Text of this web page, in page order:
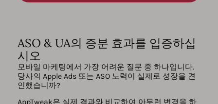
ASO & UA의 증분 효과를 입증하십
시오
모바일 마케팅에서 가장 어려운 질문 중 하나입니다.
당사의 Apple Ads 또는 ASO 노력이 실제로 성장을 견
인했습니까?
AppTweak은 실제 결과와 비교하여 아무런 변경을 하